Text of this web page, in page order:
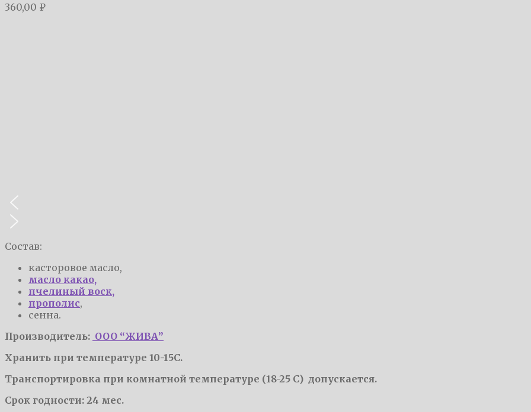
360,00 ₽
Состав:
касторовое масло,
масло какао,
пчелиный воск,
прополис,
сенна.
Производитель: ООО “ЖИВА”
Хранить при температуре 10-15С.
Транспортировка при комнатной температуре (18-25 С) допускается.
Срок годности: 24 мес.